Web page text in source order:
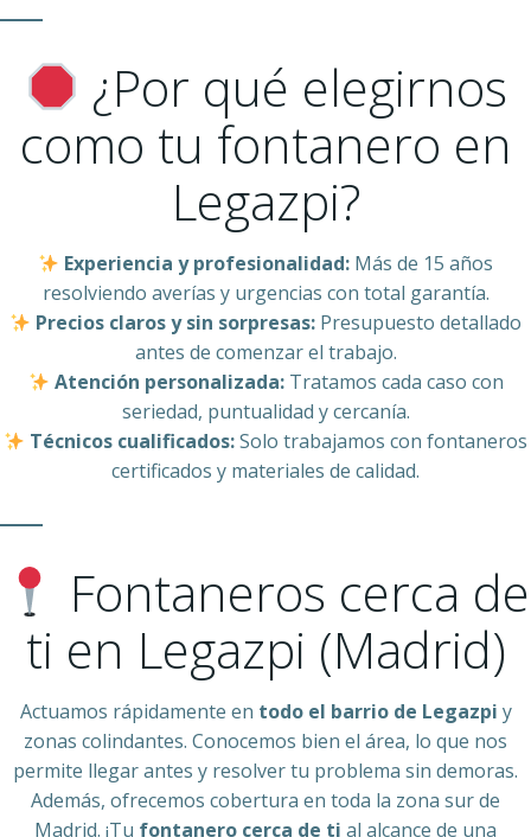
¿Por qué elegirnos
como tu fontanero en
Legazpi?
Experiencia y profesionalidad: Más de 15 años
resolviendo averías y urgencias con total garantía.
Precios claros y sin sorpresas: Presupuesto detallado
antes de comenzar el trabajo.
Atención personalizada:Tratamos cada caso con
seriedad, puntualidad y cercanía.
Técnicos cualificados:Solo trabajamos con fontaneros
certificados y materiales de calidad.
Fontaneros cerca de
ti en Legazpi (Madrid)
Actuamos rápidamente en todo el barrio de Legazpi y
zonas colindantes. Conocemos bien el área, lo que nos
permite llegar antes y resolver tu problema sin demoras.
Además, ofrecemos cobertura en toda la zona sur de
Madrid. ¡Tu fontanero cerca de ti al alcance de una